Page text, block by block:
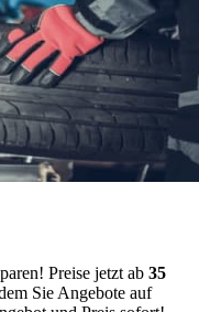
Preise jetzt ab 35
Sie Angebote auf